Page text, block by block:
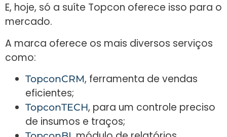
E, hoje, só a suíte Topcon oferece isso para o
mercado.
A marca oferece os mais diversos serviços
como:
TopconCRM, ferramenta de vendas
eficientes;
TopconTECH, para um controle preciso
de insumos e traços;